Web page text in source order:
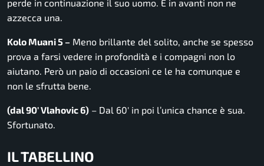
perde in continuazione il suo uomo. E in avanti non ne
azzecca una.
Kolo Muani 5 – Meno brillante del solito, anche se spesso
prova a farsi vedere in profondità e i compagni non lo
aiutano. Però un paio di occasioni ce le ha comunque e
non le sfrutta bene.
(dal 90′ Vlahovic 6) – Dal 60′ in poi l’unica chance è sua.
Sfortunato.
IL TABELLINO